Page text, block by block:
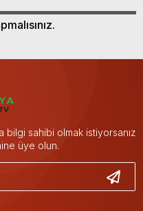
bilgi sahibi olmak istiyorsanız
üye olun.